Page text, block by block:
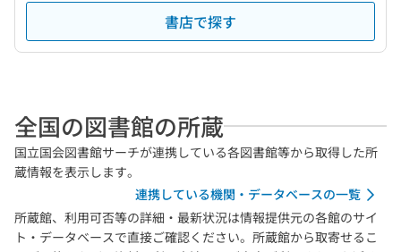
書店で探す
全国の図書館の所蔵
国立国会図書館サーチが連携している各図書館等から取得した所
蔵情報を表示します。
連携している機関・データベースの一覧
所蔵館、利用可否等の詳細・最新状況は情報提供元の各館のサイ
ト・データベースで直接ご確認ください。所蔵館から取寄せるこ